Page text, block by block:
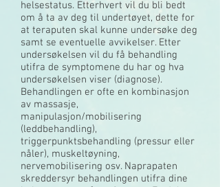
helsestatus. Etterhvert vil du bli bedt
om å ta av deg til undertøyet, dette for
at teraputen skal kunne undersøke deg
samt se eventuelle avvikelser. Etter
undersøkelsen vil du få behandling
utifra de symptomene du har og hva
undersøkelsen viser (diagnose).
Behandlingen er ofte en kombinasjon
av massasje,
manipulasjon/mobilisering
(leddbehandling),
triggerpunktsbehandling (pressur eller
nåler), muskeltøyning,
nervemobilisering osv. Naprapaten
skreddersyr behandlingen utifra dine